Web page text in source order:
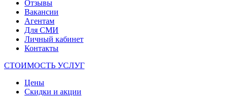
Отзывы
Вакансии
Агентам
Для СМИ
Личный кабинет
Контакты
СТОИМОСТЬ УСЛУГ
Цены
Скидки и акции